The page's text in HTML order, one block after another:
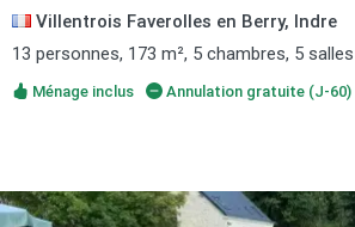
Villentrois Faverolles en Berry, Indre
13 personnes, 173 m², 5 chambres, 5
Ménage inclus Annulation gratuite (J-60)